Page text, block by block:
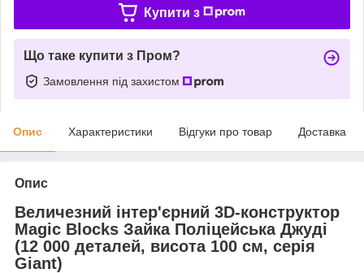
Купити з
Що таке купити з Пром?
Замовлення під захистом
Опис Характеристики Відгуки про товар Доставка
Опис
Величезний інтер'єрний 3D-конструктор
Magic Blocks Зайка Поліцейська Джуді
(12 000 деталей, висота 100 см, серія
Giant)